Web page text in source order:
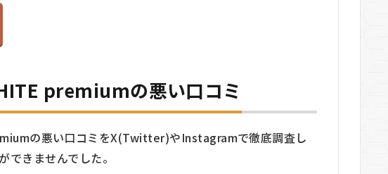
premiumの悪い口コミ
の悪い口コミをX(Twitter)やInstagramで徹底調査し
できませんでした。